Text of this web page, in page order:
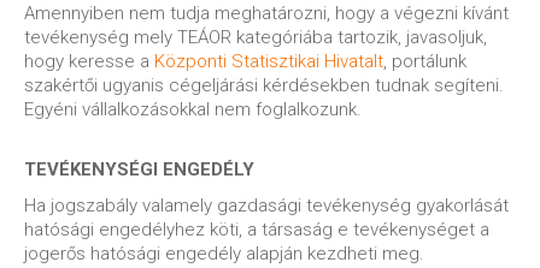
Amennyiben nem tudja meghatározni, hogy a végezni kívánt
tevékenység mely TEÁOR kategóriába tartozik, javasoljuk,
hogy keresse a Központi Statisztikai Hivatalt , portálunk
szakértői ugyanis cégeljárási kérdésekben tudnak segíteni.
Egyéni vállalkozásokkal nem foglalkozunk.
TEVÉKENYSÉGI ENGEDÉLY
Ha jogszabály valamely gazdasági tevékenység gyakorlását
hatósági engedélyhez köti, a társaság e tevékenységet a
jogerős hatósági engedély alapján kezdheti meg.